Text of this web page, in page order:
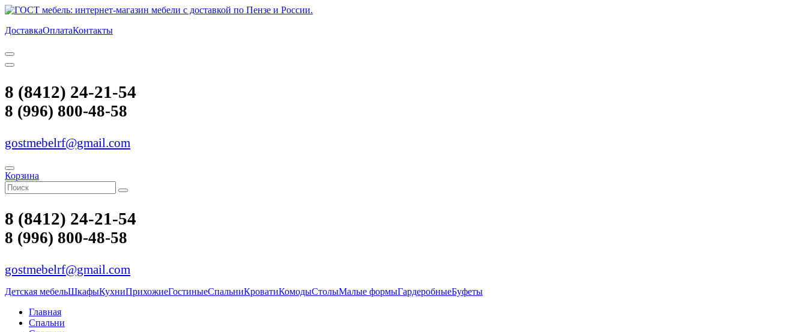
ДоставкаОплатаКонтакты
8 (8412) 24-21-54
8 (996) 800-48-58
gostmebelrf@gmail.com
Корзина
8 (8412) 24-21-54
8 (996) 800-48-58
gostmebelrf@gmail.com
Детская мебельШкафыКухниПрихожиеГостиныеСпальниКроватиКомодыСтолыМалые формыГардеробныеБуфеты
Главная
Спальни